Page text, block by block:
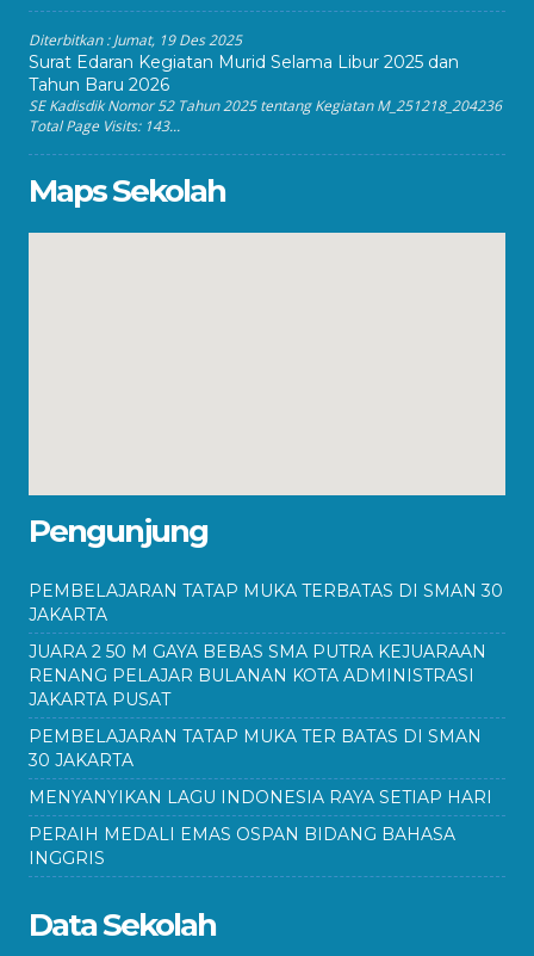
Diterbitkan :Jumat, 19 Des 2025
Surat Edaran Kegiatan Murid Selama Libur 2025 dan
Tahun Baru 2026
SE Kadisdik Nomor 52 Tahun 2025 tentang Kegiatan M_251218_204236
Total Page Visits: 143...
Maps Sekolah
Pengunjung
PEMBELAJARAN TATAP MUKA TERBATAS DI SMAN 30
JAKARTA
JUARA 2 50 M GAYA BEBAS SMA PUTRA KEJUARAAN
RENANG PELAJAR BULANAN KOTA ADMINISTRASI
JAKARTA PUSAT
PEMBELAJARAN TATAP MUKA TER BATAS DI SMAN
30 JAKARTA
MENYANYIKAN LAGU INDONESIA RAYA SETIAP HARI
PERAIH MEDALI EMAS OSPAN BIDANG BAHASA
INGGRIS
Data Sekolah